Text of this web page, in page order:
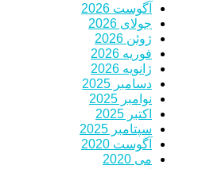
آگوست 2026
جولای 2026
ژوئن 2026
فوریه 2026
ژانویه 2026
دسامبر 2025
نوامبر 2025
اکتبر 2025
سپتامبر 2025
آگوست 2020
می 2020